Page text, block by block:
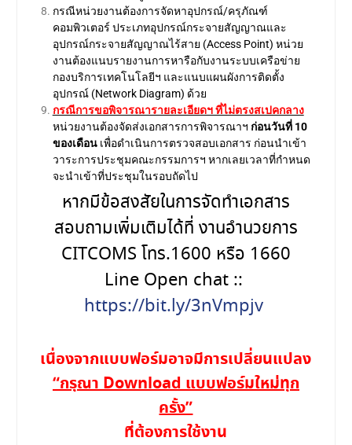
กรณีหน่วยงานต้องการจัดหาอุปกรณ์/ครุภัณฑ์
คอมพิวเตอร์ ประเภทอุปกรณ์กระจายสัญญาณและ
อุปกรณ์กระจายสัญญาณไร้สาย (Access Point) หน่วย
งานต้องแนบรายงานการหารือกับงานระบบเครือข่าย
กองบริการเทคโนโลยีฯ และแนบแผนผังการติดตั้ง
อุปกรณ์ (Network Diagram) ด้วย
กรณีการขอพิจารณารายละเอียดฯ ที่ไม่ตรงสเปคกลาง
หน่วยงานต้องจัดส่งเอกสารการพิจารณาฯ ก่อนวันที่ 10
ของเดือนเพื่อดำเนินการตรวจสอบเอกสาร ก่อนนำเข้า
วาระการประชุมคณะกรรมการฯ หากเลยเวลาที่กำหนด
จะนำเข้าที่ประชุมในรอบถัดไป
หากมีข้อสงสัยในการจัดทำเอกสาร
สอบถามเพิ่มเติมได้ที่ งานอำนวยการ
CITCOMS โทร.1600 หรือ 1660
Line Open chat ::
https://bit.ly/3nVmpjv
เนื่องจากแบบฟอร์มอาจมีการเปลี่ยนแปลง
“กรุณา Download แบบฟอร์มใหม่ทุก
ครั้ง”
ที่ต้องการใช้งาน